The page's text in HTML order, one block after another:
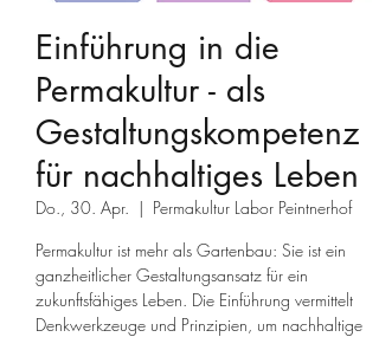
Einführung in die
Permakultur - als
Gestaltungskompetenz
für nachhaltiges Leben
Do., 30. Apr.
  |
Permakultur Labor Peintnerhof
Permakultur ist mehr als Gartenbau: Sie ist ein
ganzheitlicher Gestaltungsansatz für ein
zukunftsfähiges Leben. Die Einführung vermittelt
Denkwerkzeuge und Prinzipien, um nachhaltige